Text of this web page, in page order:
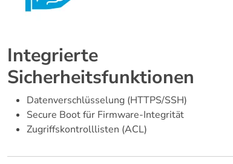
Integrierte
Sicherheitsfunktionen
Datenverschlüsselung (HTTPS/SSH)
Secure Boot für Firmware-Integrität
Zugriffskontrolllisten (ACL)